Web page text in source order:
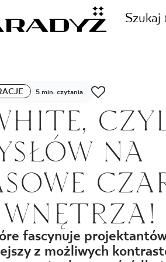
Szukaj
ZADZWOŃ DO NAS
+48
SKLEP INTERNETOWY
44
5 min. czytania
NA
fascynuje
z możliwych